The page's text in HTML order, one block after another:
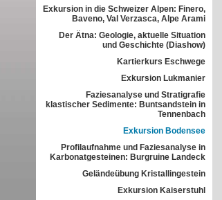
Exkursion in die Schweizer Alpen: Finero,
Baveno, Val Verzasca, Alpe Arami
Der Ätna: Geologie, aktuelle Situation
und Geschichte (Diashow)
Kartierkurs Eschwege
Exkursion Lukmanier
Faziesanalyse und Stratigrafie
klastischer Sedimente: Buntsandstein in
Tennenbach
Exkursion Bodensee
Profilaufnahme und Faziesanalyse in
Karbonatgesteinen: Burgruine Landeck
Geländeübung Kristallingestein
Exkursion Kaiserstuhl